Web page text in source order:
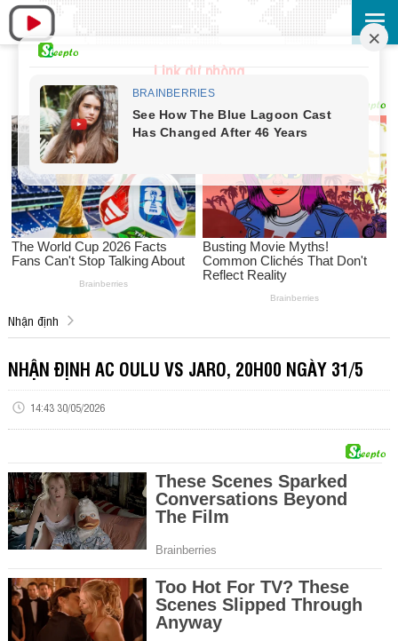
Link dự phòng
Nhận định
NHẬN ĐỊNH AC OULU VS JARO, 20H00 NGÀY 31/5
14:43 30/05/2026